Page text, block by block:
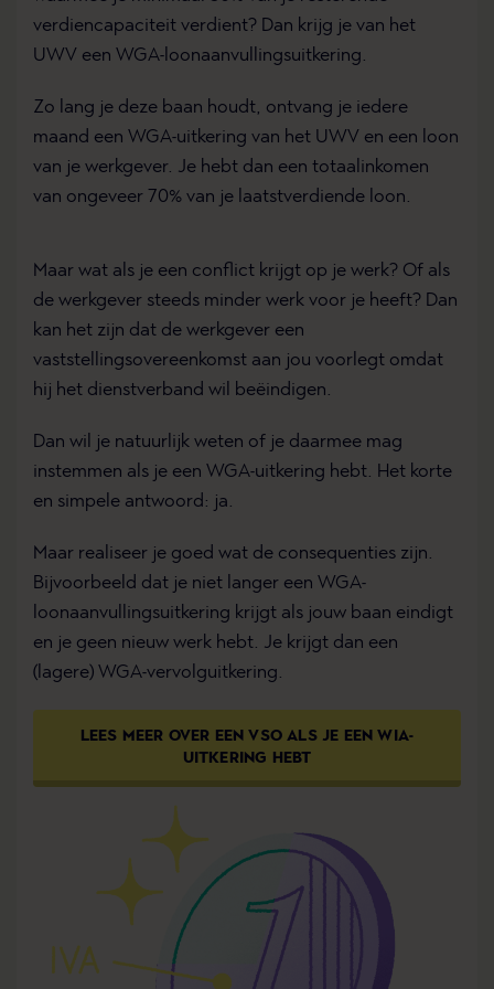
verdiencapaciteit verdient? Dan krijg je van het
UWV een WGA-loonaanvullingsuitkering.
Zo lang je deze baan houdt, ontvang je iedere
maand een WGA-uitkering van het UWV en een loon
van je werkgever. Je hebt dan een totaalinkomen
van ongeveer 70% van je laatstverdiende loon.
Maar wat als je een conflict krijgt op je werk? Of als
de werkgever steeds minder werk voor je heeft? Dan
kan het zijn dat de werkgever een
vaststellingsovereenkomst aan jou voorlegt omdat
hij het dienstverband wil beëindigen.
Dan wil je natuurlijk weten of je daarmee mag
instemmen als je een WGA-uitkering hebt. Het korte
en simpele antwoord: ja.
Maar realiseer je goed wat de consequenties zijn.
Bijvoorbeeld dat je niet langer een WGA-
loonaanvullingsuitkering krijgt als jouw baan eindigt
en je geen nieuw werk hebt. Je krijgt dan een
(lagere) WGA-vervolguitkering.
LEES MEER OVER EEN VSO ALS JE EEN WIA-
UITKERING HEBT